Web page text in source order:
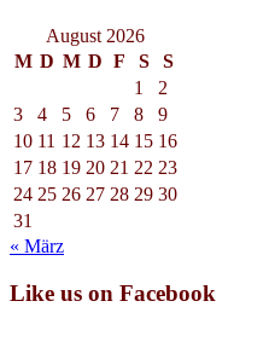
August 2026
M D M D F S
S
1
2
3
4 5 6 7 8
9
10 11 12 13 14 15 16
17 18 19 20 21 22 23
24 25 26 27 28 29 30
31
« März
Like us on Facebook